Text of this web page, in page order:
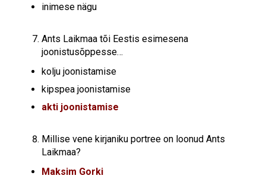
inimese nägu
Ants Laikmaa tõi Eestis esimesena
joonistusõppesse…
kolju joonistamise
kipspea joonistamise
akti joonistamise
Millise vene kirjaniku portree on loonud Ants
Laikmaa?
Maksim Gorki